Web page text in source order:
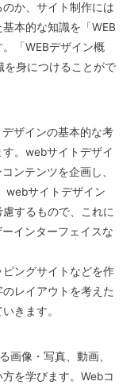
か、サイト制作には
本的な知識を「WEB
「WEBデザイン概
を身につけることがで
ザインの基本的な考
。webサイトデザイ
ンテンツを企画し、
webサイトデザイン
するもので、これに
インターフェイスな
ングサイトなどを作
レイアウトを考えた
きます。
画像・写真、動画、
を学びます。Webコ